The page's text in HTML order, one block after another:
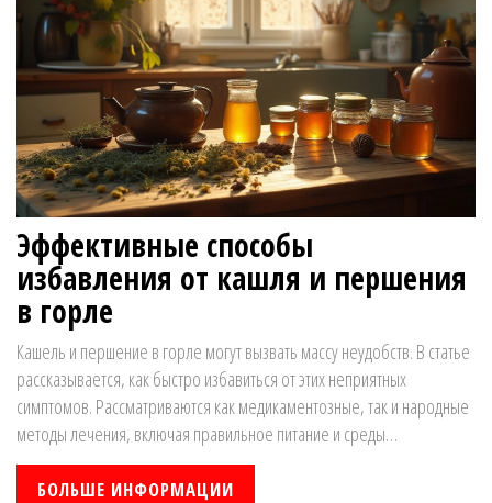
Эффективные способы
избавления от кашля и першения
в горле
Кашель и першение в горле могут вызвать массу неудобств. В статье
рассказывается, как быстро избавиться от этих неприятных
симптомов. Рассматриваются как медикаментозные, так и народные
методы лечения, включая правильное питание и среды
поддержания здоровья.
БОЛЬШЕ ИНФОРМАЦИИ